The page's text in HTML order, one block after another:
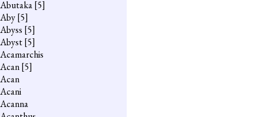
Abutaka[5]
Aby[5]
Abyss [5]
Abyst[5]
Acamarchis
Acan[5]
Acan
Acani
Acanna